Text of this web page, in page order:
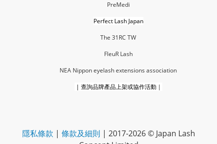
PreMedi
Perfect Lash Japan
The 31RC TW
FleuR Lash
NEA Nippon eyelash extensions association
| 查詢品牌產品上架或協作活動｜
隱私條款 | 條款及細則 | 2017-2026 © Japan Lash